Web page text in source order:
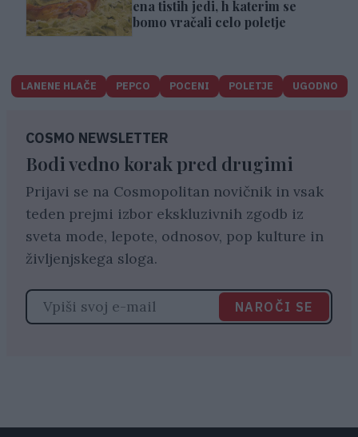
ena tistih jedi, h katerim se
bomo vračali celo poletje
LANENE HLAČE PEPCO POCENI POLETJE UGODNO
COSMO NEWSLETTER
Bodi vedno korak pred drugimi
Prijavi se na Cosmopolitan novičnik in vsak
teden prejmi izbor ekskluzivnih zgodb iz
sveta mode, lepote, odnosov, pop kulture in
življenjskega sloga.
NAROČI SE